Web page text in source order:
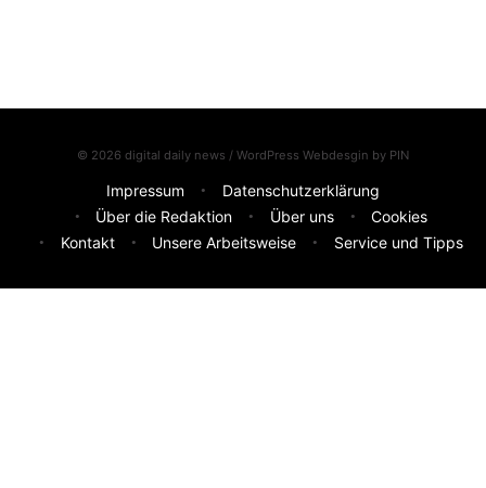
© 2026 digital daily news / WordPress Webdesgin by PIN
Impressum
Datenschutzerklärung
Über die Redaktion
Über uns
Cookies
Kontakt
Unsere Arbeitsweise Service und Tipps